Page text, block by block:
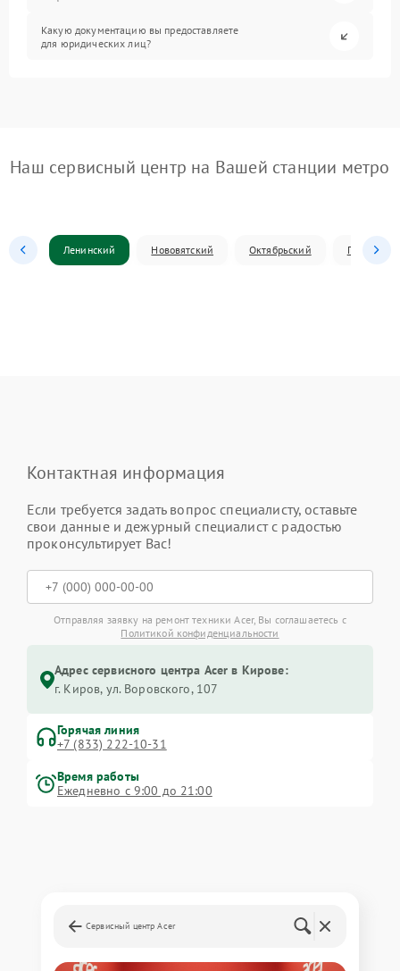
Какую документацию вы предоставляете
для юридических лиц?
Наш сервисный центр на Вашей станции метро
Ленинский Нововятский Октябрьский
Контактная информация
Если требуется задать вопрос специалисту, оставьте
свои данные и дежурный специалист с радостью
проконсультирует Вас!
Отправляя заявку на ремонт техники Acer, Вы соглашаетесь с
Политикой конфиденциальности
Адрес сервисного центра Acer в Кирове:
г. Киров, ул. Воровского, 107
Горячая линия
+7 (833) 222-10-31
Время работы
Ежедневно с 9:00 до 21:00
Сервисный центр Acer